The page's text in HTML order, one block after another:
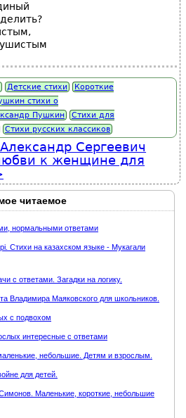
Детские стихи
Короткие
стихи о
Пушкин
Стихи для
Стихи русских классиков
Сергеевич
к женщине для
читаемое
нормальными ответами
Стихи на казахском языке - Мукагали
с ответами. Загадки на логику.
Владимира Маяковского для школьников.
с подвохом
интересные с ответами
небольшие. Детям и взрослым.
для детей.
Маленькие, короткие, небольшие